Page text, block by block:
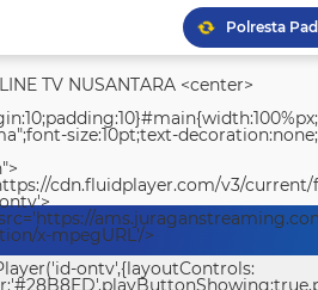
TV NUSANTARA <center>
size:10pt;text-
cdn.fluidplayer.com/v3/
x-mpegURL'/>
ontv',{layoutControls: